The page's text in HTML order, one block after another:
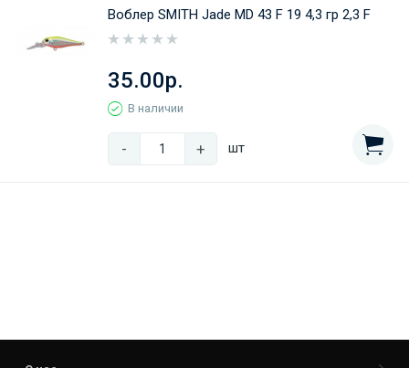
Воблер SMITH Jade MD 43 F 19 4,3 гр 2,3 F
35.00р.
В наличии
- + шт